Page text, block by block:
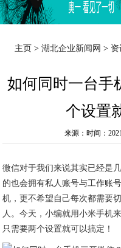
主页 >湖北企业新闻网 > 资
如何同时一台手
个设置
来源：时间：
微信对于我们来说其实已经是
的也会拥有私人账号与工作账
机，更不希望自己每次都需要
人。今天，小编就用小米手机
只需要两个设置就可以搞定！